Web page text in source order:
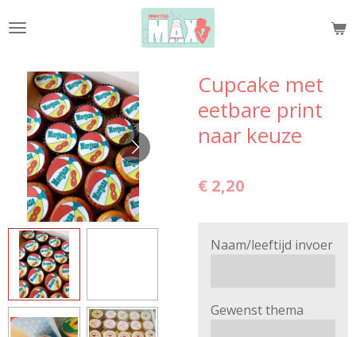
direct
hoofdinhoud
Cupcake met
eetbare print
naar keuze
€ 2,20
Naam/leeftijd invoer
Gewenst thema